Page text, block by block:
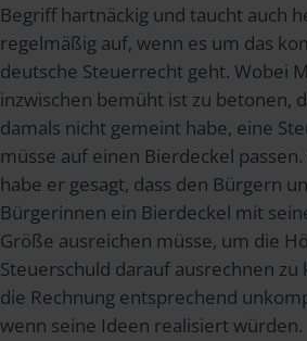
Begriff hartnäckig und taucht auch
regelmäßig auf, wenn es um das
deutsche Steuerrecht geht. Wobei
inzwischen bemüht ist zu betonen,
damals nicht gemeint habe, eine
müsse auf einen Bierdeckel
habe er gesagt, dass den Bürgern
Bürgerinnen ein Bierdeckel mit
Größe ausreichen müsse, um die
Steuerschuld darauf ausrechnen zu
die Rechnung entsprechend
wenn seine Ideen realisiert würden.